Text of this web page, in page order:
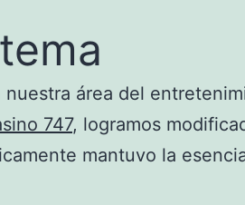
área del
747, logramos
mantuvo la